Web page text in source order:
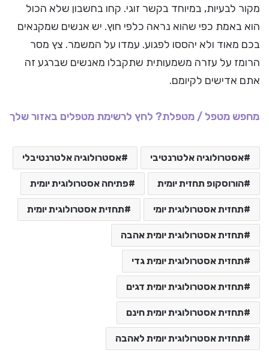
מקור לבעיות, במיוחד בקשר זוגי. קחו בחשבון שלא הכול
הוא באמת כפי שהוא נראה כלפי חוץ. יש אנשים שמקנאים
בכם מאוד ולא יהססו לפגוע. עמדו על המשמר. צץ מסר
הרומז על עזרה משמעותית שתקבלו מאנשים שברגע זה
אתם אדישים לקיומם.
מחפש מטפל / מטפלת? לחץ לרשימת מטפלים באזור שלך
אסטרולוגיה אלטרנטיבי אסטרולוגיה אלטרנטיבלי
הורוסקופ תחזית יומית פתיחה אסטרולוגית יומית
תחזית אסטרולוגית יומי תחזית אסטרולוגית יומית
תחזית אסטרולוגית יומית אהבה
תחזית אסטרולוגית יומית גדי
תחזית אסטרולוגית יומית דגים
תחזית אסטרולוגית יומית חינם
תחזית אסטרולוגית יומית לאהבה